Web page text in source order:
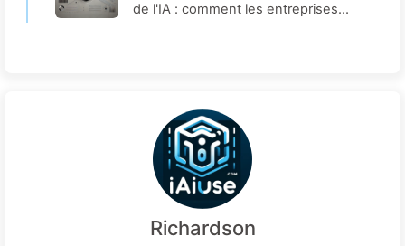
de l'IA : comment les entreprises
l'IA 136
Richardson